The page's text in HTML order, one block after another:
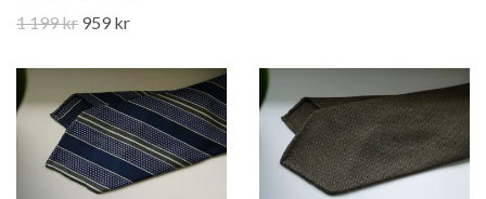
1 199 kr 959 kr